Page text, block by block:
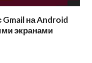
на Android
экранами